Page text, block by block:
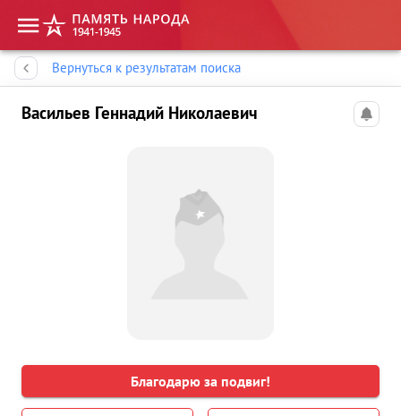
Вернуться к результатам поиска
Васильев Геннадий Николаевич
Благодарю за подвиг!
Память народа